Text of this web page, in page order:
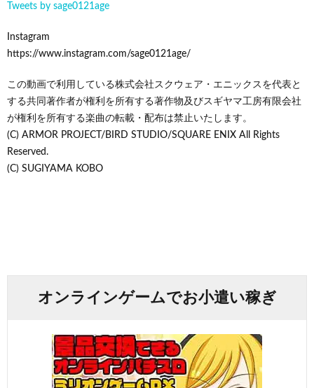
Tweets by sage0121age
Instagram
https://www.instagram.com/sage0121age/
この動画で利用している株式会社スクウェア・エニックスを代表と
する共同著作者が権利を所有する著作物及びスギヤマ工房有限会社
が権利を所有する楽曲の転載・配布は禁止いたします。
(C) ARMOR PROJECT/BIRD STUDIO/SQUARE ENIX All Rights
Reserved.
(C) SUGIYAMA KOBO
オンラインゲームでお小遣い稼ぎ